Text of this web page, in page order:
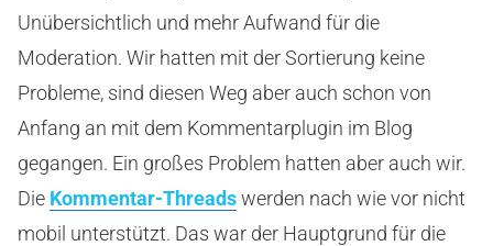
Unübersichtlich und mehr Aufwand für die
Moderation. Wir hatten mit der Sortierung keine
Probleme, sind diesen Weg aber auch schon von
Anfang an mit dem Kommentarplugin im Blog
gegangen. Ein großes Problem hatten aber auch wir.
Die Kommentar-Threadswerden nach wie vor nicht
mobil unterstützt. Das war der Hauptgrund für die